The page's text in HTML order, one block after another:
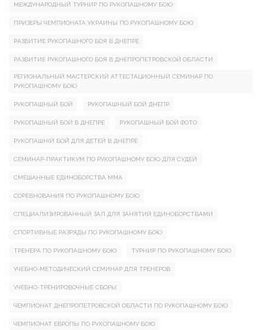
МЕЖДУНАРОДНЫЙ ТУРНИР ПО РУКОПАШНОМУ БОЮ
ПРИЗЕРЫ ЧЕМПИОНАТА УКРАИНЫ ПО РУКОПАШНОМУ БОЮ
РАЗВИТИЕ РУКОПАШНОГО БОЯ В ДНЕПРЕ
РАЗВИТИЕ РУКОПАШНОГО БОЯ В ДНЕПРОПЕТРОВСКОЙ ОБЛАСТИ
РЕГИОНАЛЬНЫЙ МАСТЕРСКИЙ АТТЕСТАЦИОННЫЙ СЕМИНАР ПО
РУКОПАШНОМУ БОЮ
РУКОПАШНЫЙ БОЙ РУКОПАШНЫЙ БОЙ ДНЕПР
РУКОПАШНЫЙ БОЙ В ДНЕПРЕ РУКОПАШНЫЙ БОЙ ФОТО
РУКОПАШНІЙ БОЙ ДЛЯ ДЕТЕЙ В ДНЕПРЕ
СЕМИНАР-ПРАКТИКУМ ПО РУКОПАШНОМУ БОЮ ДЛЯ СУДЕЙ
СМЕШАННЫЕ ЕДИНОБОРСТВА ММА
СОРЕВНОВАНИЯ ПО РУКОПАШНОМУ БОЮ
СПЕЦИАЛИЗИРОВАННЫЙ ЗАЛ ДЛЯ ЗАНЯТИЙ ЕДИНОБОРСТВАМИ
СПОРТИВНЫЕ РАЗРЯДЫ ПО РУКОПАШНОМУ БОЮ
ТРЕНЕРА ПО РУКОПАШНОМУ БОЮ ТУРНИР ПО РУКОПАШНОМУ БОЮ
УЧЕБНО-МЕТОДИЧЕСКИЙ СЕМИНАР ДЛЯ ТРЕНЕРОВ
УЧЕБНО-ТРЕНИРОВОЧНЫЕ СБОРЫ
ЧЕМПИОНАТ ДНЕПРОПЕТРОВСКОЙ ОБЛАСТИ ПО РУКОПАШНОМУ БОЮ
ЧЕМПИОНАТ ЕВРОПЫ ПО РУКОПАШНОМУ БОЮ